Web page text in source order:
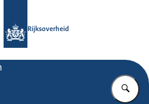
Rijksoverheid